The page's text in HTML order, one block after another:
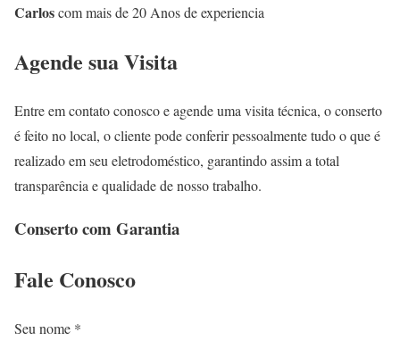
Carloscom mais de 20 Anos de experiencia
Agende sua Visita
Entre em contato conosco e agende uma visita técnica, o conserto
é feito no local, o cliente pode conferir pessoalmente tudo o que é
realizado em seu eletrodoméstico, garantindo assim a total
transparência e qualidade de nosso trabalho.
Conserto com Garantia
Fale Conosco
Seu nome *